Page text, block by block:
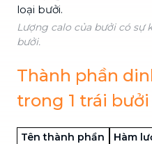
Lượng calo của bưởi có sự
bưởi.
Thành phần
trong 1 trái bưởi
Tên thành phần Hàm